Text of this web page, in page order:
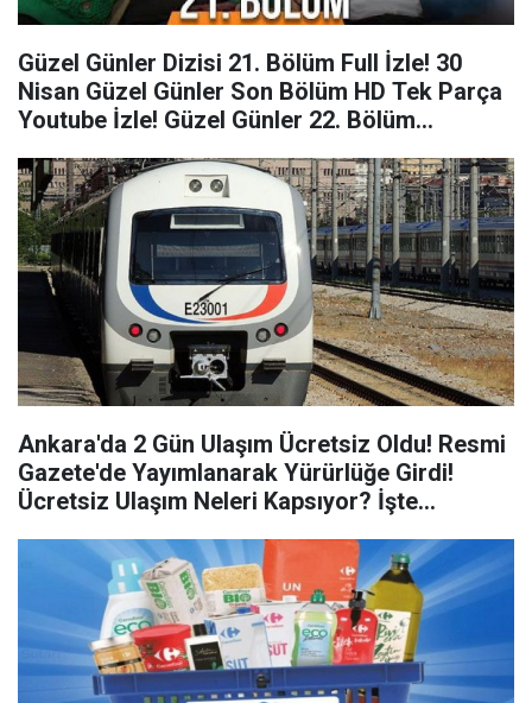
Güzel Günler Dizisi 21. Bölüm Full İzle! 30
Nisan Güzel Günler Son Bölüm HD Tek Parça
Youtube İzle! Güzel Günler 22. Bölüm
Ankara'da 2 Gün Ulaşım Ücretsiz Oldu! Resmi
Gazete'de Yayımlanarak Yürürlüğe Girdi!
Ücretsiz Ulaşım Neleri Kapsıyor? İşte